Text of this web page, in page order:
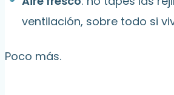
ventilación, sobre todo si
Poco más.